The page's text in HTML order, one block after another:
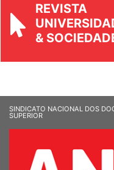
REVISTA
&
SINDICATO NACIONAL DOS
SUPERIOR